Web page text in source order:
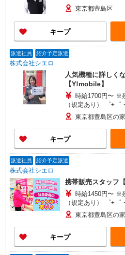
東京都豊島区
キープ
派遣社員 紹介予定派遣
株式会社シエロ
人気機種に詳しく
【Y!mobile】
時給1700円〜 ※
（規定あり） ゜+゜・。○。・゜+゜・。○。・゜
+゜ 入社祝い金10万円支給(
頂くと, インセンティブ支
い・週払い可能（
+゜・。○。・゜+゜
東京都豊島区の
キープ
派遣社員 紹介予定派遣
株式会社シエロ
携帯販売スタッフ
時給1450円〜 ※
（規定あり） ゜+゜・。○。・゜+゜・。○。・゜
+゜ 入社祝い金10万円支給(
頂くと, インセンティブ支
い・週払い可能（
+゜・。○。・゜+゜
東京都豊島区の
キープ